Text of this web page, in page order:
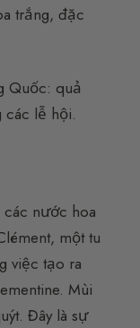
trắng, đặc
Quốc: quả
các lễ hội.
nước hoa
một tu
việc tạo ra
Mùi
Đây là sự